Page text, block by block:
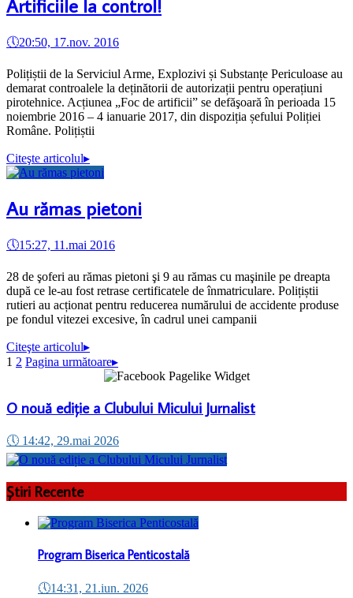
Artificiile la control!
🕔20:50, 17.nov. 2016
Polițiștii de la Serviciul Arme, Explozivi și Substanțe Periculoase au
demarat controalele la deținătorii de autorizații pentru operațiuni
pirotehnice. Acțiunea „Foc de artificii” se defăşoară în perioada 15
noiembrie 2016 – 4 ianuarie 2017, din dispoziția șefului Poliției
Române. Polițiștii
Citeşte articolul▸
Au rămas pietoni
🕔15:27, 11.mai 2016
28 de şoferi au rămas pietoni şi 9 au rămas cu maşinile pe dreapta
după ce le-au fost retrase certificatele de înmatriculare. Polițiștii
rutieri au acționat pentru reducerea numărului de accidente produse
pe fondul vitezei excesive, în cadrul unei campanii
Citeşte articolul▸
1 2 Pagina următoare▸
O nouă ediție a Clubului Micului Jurnalist
🕔 14:42, 29.mai 2026
Știri Recente
Program Biserica Penticostală
🕔14:31, 21.iun. 2026